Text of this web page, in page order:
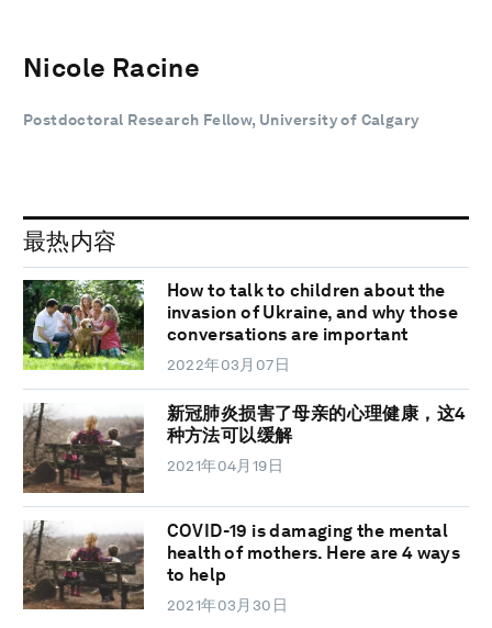
Nicole Racine
Postdoctoral Research Fellow, University of Calgary
最热内容
How to talk to children about the
invasion of Ukraine, and why those
conversations are important
2022年03月07日
新冠肺炎损害了母亲的心理健康，这4
种方法可以缓解
2021年04月19日
COVID-19 is damaging the mental
health of mothers. Here are 4 ways
to help
2021年03月30日